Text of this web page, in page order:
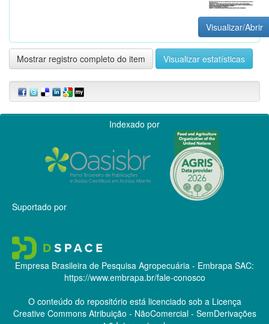
Visualizar/Abrir
Mostrar registro completo do item Visualizar estatísticas
Indexado por
Suportado por
Empresa Brasileira de Pesquisa Agropecuária - Embrapa SAC:
https://www.embrapa.br/fale-conosco
O conteúdo do repositório está licenciado sob a Licença
Creative CommonsAtribuição - NãoComercial - SemDerivações